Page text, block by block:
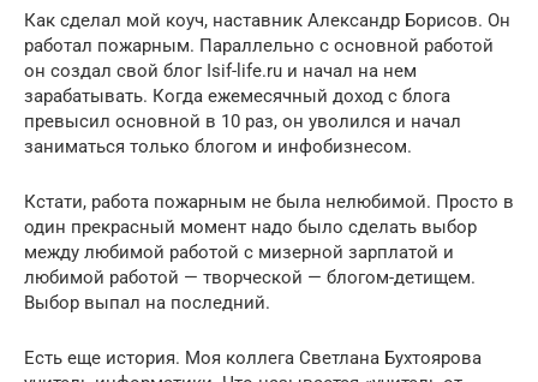
Как сделал мой коуч, наставник Александр Борисов. Он
работал пожарным. Параллельно с основной работой
он создал свой блог Isif-life.ru и начал на нем
зарабатывать. Когда ежемесячный доход с блога
превысил основной в 10 раз, он уволился и начал
заниматься только блогом и инфобизнесом.
Кстати, работа пожарным не была нелюбимой. Просто в
один прекрасный момент надо было сделать выбор
между любимой работой с мизерной зарплатой и
любимой работой — творческой — блогом-детищем.
Выбор выпал на последний.
Есть еще история. Моя коллега Светлана Бухтоярова